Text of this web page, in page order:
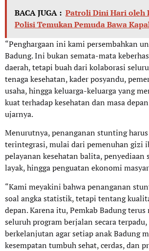
BACA JUGA : Patroli Dini Hari oleh
Polisi Temukan Pemuda Bawa
“Penghargaan ini kami persembahkan
Badung. Ini bukan semata-mata
daerah, tetapi buah dari kolaborasi
tenaga kesehatan, kader posyandu,
usaha, hingga keluarga-keluarga yang
kuat terhadap kesehatan dan masa
ujarnya.
Menurutnya, penanganan stunting
terintegrasi, mulai dari pemenuhan gizi
pelayanan kesehatan balita, penyediaan
layak, hingga penguatan ekonomi
“Kami meyakini bahwa penanganan
soal angka statistik, tetapi tentang
depan. Karena itu, Pemkab Badung
seluruh program berjalan secara
berkelanjutan agar setiap anak Badung
kesempatan tumbuh sehat, cerdas, dan